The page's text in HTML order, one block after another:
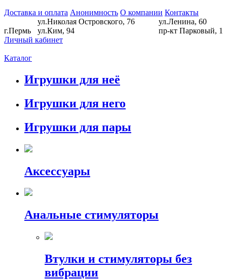
Доставка и оплата Анонимность О компании Контакты
г.Пермь
ул.Николая Островского, 76
ул.Ким, 94
ул.Ленина, 60
пр-кт Парковый, 1
Личный кабинет
Каталог
Игрушки для неё
Игрушки для него
Игрушки для пары
Аксессуары
Анальные стимуляторы
Втулки и стимуляторы без
вибрации